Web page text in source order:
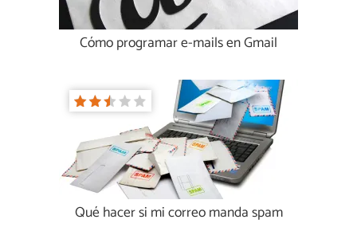
Cómo programar e-mails en Gmail
Qué hacer si mi correo manda spam